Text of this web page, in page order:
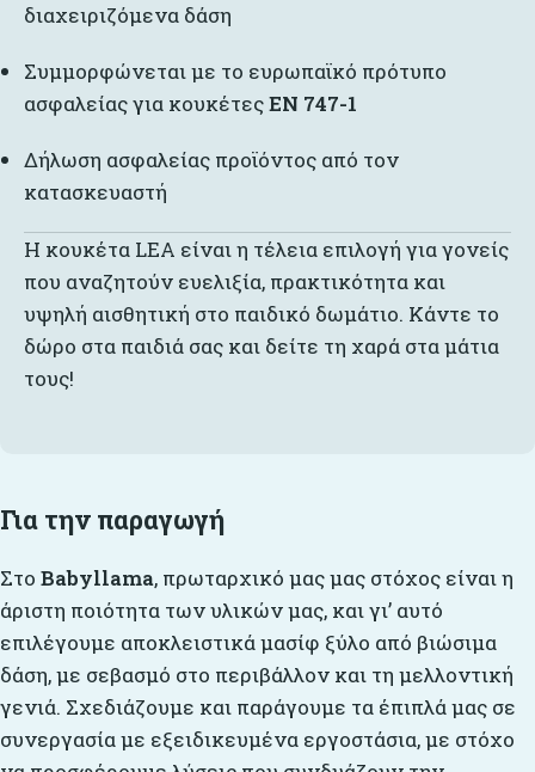
διαχειριζόμενα δάση
Συμμορφώνεται με το ευρωπαϊκό πρότυπο
ασφαλείας για κουκέτεςEN 747-1
Δήλωση ασφαλείας προϊόντος από τον
κατασκευαστή
Η κουκέτα LEA είναι η τέλεια επιλογή για γονείς
που αναζητούν ευελιξία, πρακτικότητα και
υψηλή αισθητική στο παιδικό δωμάτιο. Κάντε το
δώρο στα παιδιά σας και δείτε τη χαρά στα μάτια
τους!
Για την παραγωγή
Στο Babyllama, πρωταρχικό μας μας στόχος είναι η
άριστη ποιότητα των υλικών μας, και γι’ αυτό
επιλέγουμε αποκλειστικά μασίφ ξύλο από βιώσιμα
δάση, με σεβασμό στο περιβάλλον και τη μελλοντική
γενιά. Σχεδιάζουμε και παράγουμε τα έπιπλά μας σε
συνεργασία με εξειδικευμένα εργοστάσια, με στόχο